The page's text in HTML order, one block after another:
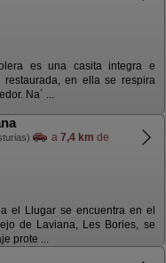
es una casita integra e
restaurada, en ella se respira
Na´ ...
a 7,4 km de
el Llugar se encuentra en el
de Laviana, Les Bories, se
prote ...